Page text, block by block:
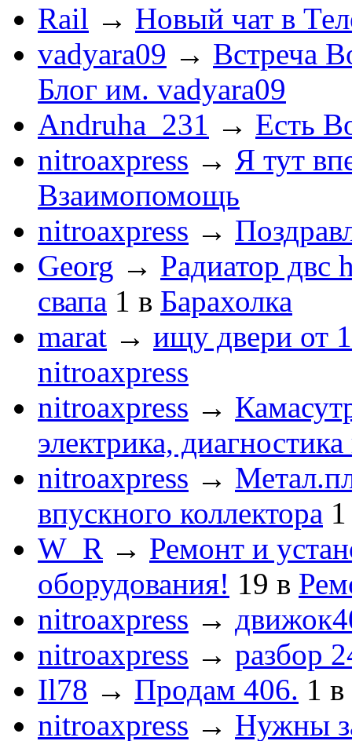
Rail → Новый чат в
vadyara09 → Встреча
Блог им. vadyara09
Andruha_231 → Есть
nitroaxpress → Я тут
Взаимопомощь
nitroaxpress →
Georg → Радиатор двс
свапа 1 в Барахолка
marat → ищу двери от
nitroaxpress
nitroaxpress →
электрика,
nitroaxpress →
впускного коллектора 1
W_R → Ремонт и
оборудования! 19 в
nitroaxpress →
nitroaxpress → разбор
Il78 → Продам 406. 1 в
nitroaxpress → Нужны